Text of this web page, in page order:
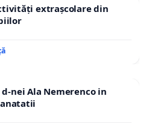
extrașcolare din
nei Ala Nemerenco in